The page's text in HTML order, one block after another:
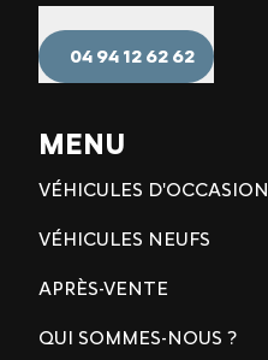
04 94 12 62 62
MENU
VÉHICULES D'OCCASION
VÉHICULES NEUFS
APRÈS-VENTE
QUI SOMMES-NOUS ?